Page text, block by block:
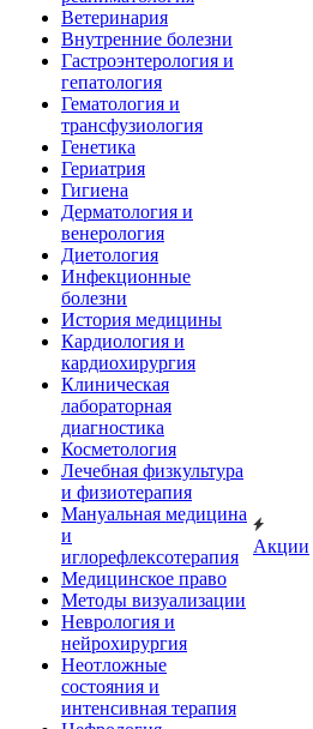
Ветеринария
Внутренние болезни
Гастроэнтерология и
гепатология
Гематология и
трансфузиология
Генетика
Гериатрия
Гигиена
Дерматология и
венерология
Диетология
Инфекционные
болезни
История медицины
Кардиология и
кардиохирургия
Клиническая
лабораторная
диагностика
Косметология
Лечебная физкультура
и физиотерапия
Мануальная медицина
и
иглорефлексотерапия
Медицинское право
Методы визуализации
Неврология и
нейрохирургия
Неотложные
состояния и
интенсивная терапия
Акции